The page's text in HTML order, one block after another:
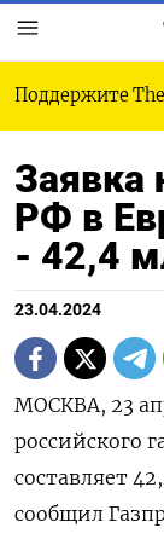
Поддержите
Заявка
РФ в
- 42,4
23.04.2024
МОСКВА, 23
российского
составляет
сообщил